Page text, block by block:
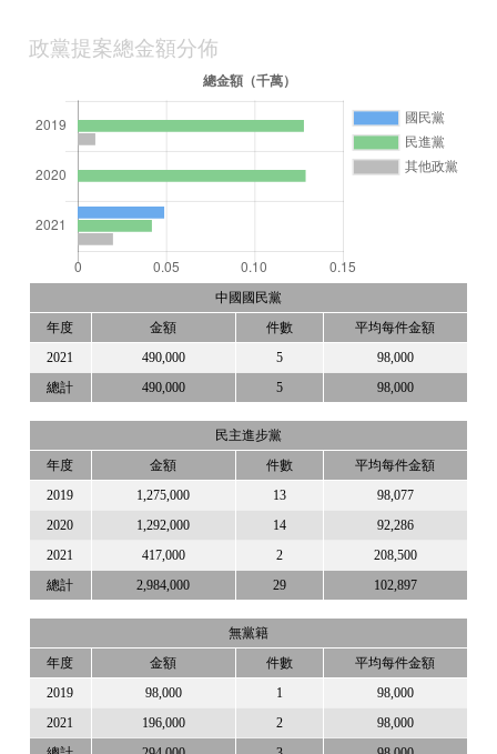
政黨提案總金額分佈
中國國民黨
年度 金額 件數 平均每件金額
2021 490,000 5 98,000
總計 490,000 5 98,000
民主進步黨
年度 金額 件數 平均每件金額
2019 1,275,000 13 98,077
2020 1,292,000 14 92,286
2021 417,000 2 208,500
總計 2,984,000 29 102,897
無黨籍
年度 金額 件數 平均每件金額
2019 98,000 1 98,000
2021 196,000 2 98,000